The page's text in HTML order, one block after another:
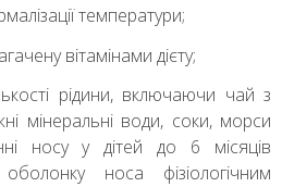
температури;
вітамінами дієту;
рідини, включаючи чай з
мінеральні води, соки, морси
носу у дітей до 6 місяців
носа фізіологічним